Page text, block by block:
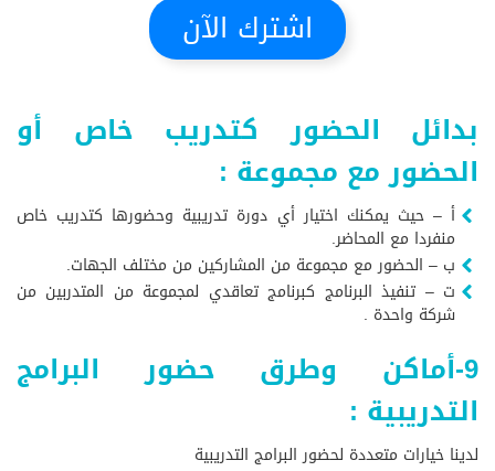
اشترك الآن
بدائل الحضور كتدريب خاص أو
الحضور مع مجموعة :
أ – حيث يمكنك اختيار أي دورة تدريبية وحضورها كتدريب خاص
منفردا مع المحاضر.
ب – الحضور مع مجموعة من المشاركين من مختلف الجهات.
ت – تنفيذ البرنامج كبرنامج تعاقدي لمجموعة من المتدربين من
شركة واحدة .
9-أماكن وطرق حضور البرامج
التدريبية :
لدينا خيارات متعددة لحضور البرامج التدريبية